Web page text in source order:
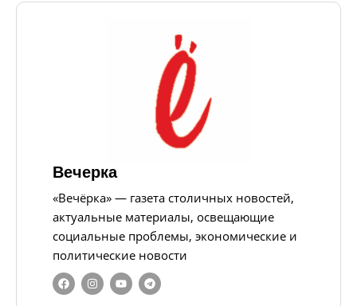
Вечерка
«Вечёрка» — газета столичных новостей,
актуальные материалы, освещающие
социальные проблемы, экономические и
политические новости